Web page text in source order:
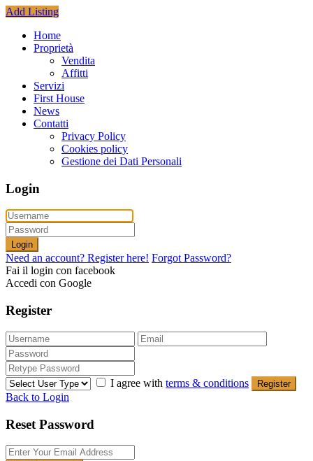
Add Listing
Home
Proprietà
Vendita
Affitti
Servizi
First House
News
Contatti
Privacy Policy
Cookies policy
Gestione dei Dati Personali
Login
Login
Need an account? Register here! Forgot Password?
Fai il login con facebook
Accedi con Google
Register
I agree with terms & conditions Register
Back to Login
Reset Password